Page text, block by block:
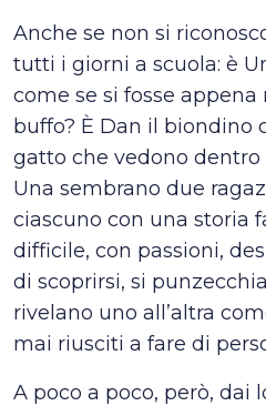
Anche se non si
tutti i giorni a scuola: è
come se si fosse
buffo? È Dan il biondino
gatto che vedono dentro
Una sembrano due
ciascuno con una storia
difficile, con passioni,
di scoprirsi, si
rivelano uno all’altra
mai riusciti a fare di
A poco a poco, però, dai